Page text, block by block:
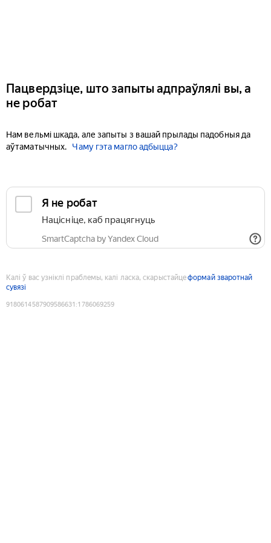
Пацвердзіце, што запыты адпраўлялі вы, а
не робат
Нам вельмі шкада, але запыты з вашай прылады падобныя да
аўтаматычных.
Чаму гэта магло адбыцца?
Я не робат
Націсніце, каб працягнуць
SmartCaptcha by Yandex Cloud
Калі ў вас узніклі праблемы, калі ласка, скарыстайцеформай зваротнай
сувязі
9180614587909586631 :1786069259